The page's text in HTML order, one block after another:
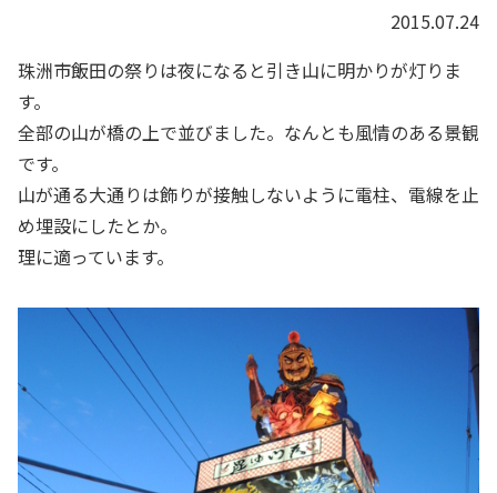
2015.07.24
珠洲市飯田の祭りは夜になると引き山に明かりが灯りま
す。
全部の山が橋の上で並びました。なんとも風情のある景観
です。
山が通る大通りは飾りが接触しないように電柱、電線を止
め埋設にしたとか。
理に適っています。